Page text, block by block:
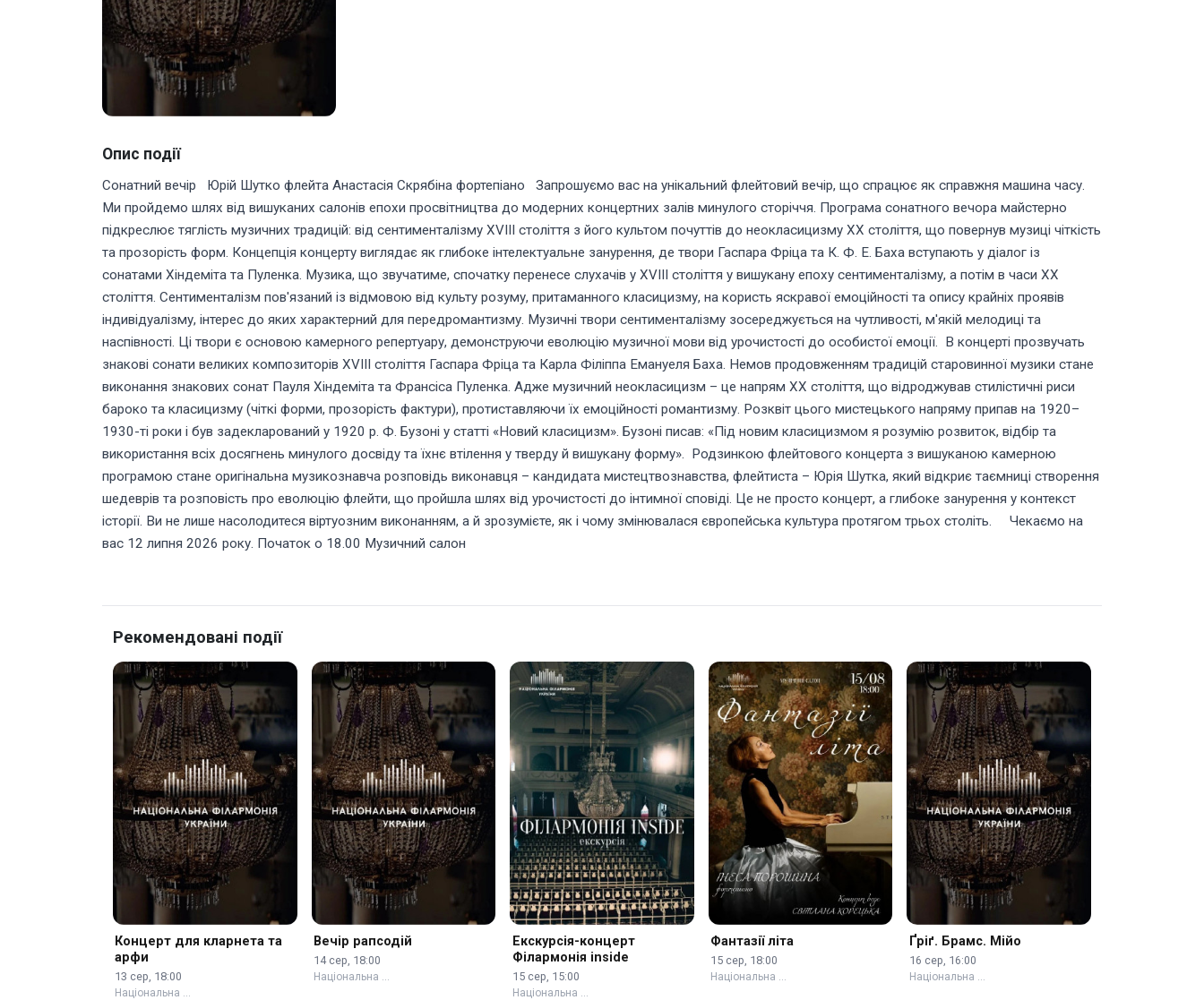
Опис події
Сонатний вечір Юрій Шутко флейта Анастасія Скрябіна фортепіано Запрошуємо вас на унікальний флейтовий вечір, що спрацює як справжня машина часу.
Ми пройдемо шлях від вишуканих салонів епохи просвітництва до модерних концертних залів минулого сторіччя. Програма сонатного вечора майстерно
підкреслює тяглість музичних традицій: від сентименталізму XVIII століття з його культом почуттів до неокласицизму XX століття, що повернув музиці чіткість
та прозорість форм. Концепція концерту виглядає як глибоке інтелектуальне занурення, де твори Гаспара Фріца та К. Ф. Е. Баха вступають у діалог із
сонатами Хіндеміта та Пуленка. Музика, що звучатиме, спочатку перенесе слухачів у ХVIII століття у вишукану епоху сентименталізму, а потім в часи ХХ
століття. Сентименталізм пов'язаний із відмовою від культу розуму, притаманного класицизму, на користь яскравої емоційності та опису крайніх проявів
індивідуалізму, інтерес до яких характерний для передромантизму. Музичні твори сентименталізму зосереджується на чутливості, м'якій мелодиці та
наспівності. Ці твори є основою камерного репертуару, демонструючи еволюцію музичної мови від урочистості до особистої емоції. В концерті прозвучать
знакові сонати великих композиторів ХVIII століття Гаспара Фріца та Карла Філіппа Емануеля Баха. Немов продовженням традицій старовинної музики стане
виконання знакових сонат Пауля Хіндеміта та Франсіса Пуленка. Адже музичний неокласицизм – це напрям XX століття, що відроджував стилістичні риси
бароко та класицизму (чіткі форми, прозорість фактури), протиставляючи їх емоційності романтизму. Розквіт цього мистецького напряму припав на 1920–
1930-ті роки і був задекларований у 1920 р. Ф. Бузоні у статті «Новий класицизм». Бузоні писав: «Під новим класицизмом я розумію розвиток, відбір та
використання всіх досягнень минулого досвіду та їхнє втілення у тверду й вишукану форму». Родзинкою флейтового концерта з вишуканою камерною
програмою стане оригінальна музикознавча розповідь виконавця – кандидата мистецтвознавства, флейтиста – Юрія Шутка, який відкриє таємниці створення
шедеврів та розповість про еволюцію флейти, що пройшла шлях від урочистості до інтимної сповіді. Це не просто концерт, а глибоке занурення у контекст
історії. Ви не лише насолодитеся віртуозним виконанням, а й зрозумієте, як і чому змінювалася європейська культура протягом трьох століть. Чекаємо на
вас 12 липня 2026 року. Початок о 18.00 Музичний салон
Рекомендовані події
Концерт для кларнета та
арфи
13 сер, 18:00
Національна …
Вечір рапсодій
14 сер, 18:00
Національна …
Екскурсія-концерт
Філармонія inside
15 сер, 15:00
Національна …
Фантазії літа
15 сер, 18:00
Національна …
Ґріґ. Брамс. Мійо
16 сер, 16:00
Національна …